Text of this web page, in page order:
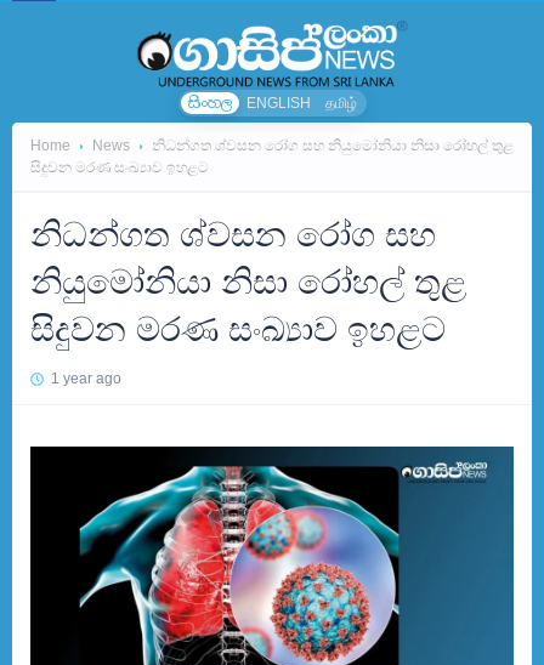
සිංහල ENGLISH தமிழ்
Home News
නිධන්ගත ශ්වසන රෝග සහ නියුමෝනියා නිසා රෝහල් තුළ
සිදුවන මරණ සංඛ්‍යාව ඉහළට
නිධන්ගත ශ්වසන රෝග සහ
නියුමෝනියා නිසා රෝහල් තුළ
සිදුවන මරණ සංඛ්‍යාව ඉහළට
1 year ago